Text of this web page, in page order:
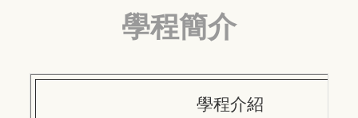
學程簡介
學程介紹